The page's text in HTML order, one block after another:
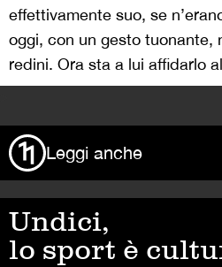
effettivamente suo, se
oggi, con un gesto tuonante,
redini. Ora sta a lui affidarlo
Leggi anche
Undici,
lo sport è